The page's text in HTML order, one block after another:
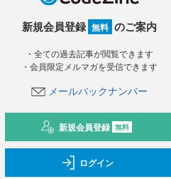
新規会員登録 無料 のご案内
・全ての過去記事が閲覧できます
・会員限定メルマガを受信できます
メールバックナンバー
新規会員登録 無料
ログイン